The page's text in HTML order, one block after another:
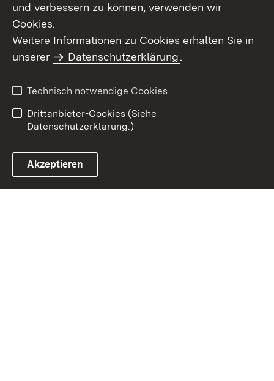
und verbessern zu können, verwenden wir
Cookies.
Weitere Informationen zu Cookies erhalten Sie in
unserer
Datenschutzerklärung.
Technisch notwendige Cookies
Drittanbieter-Cookies (Siehe
Datenschutzerklärung.)
Akzeptieren